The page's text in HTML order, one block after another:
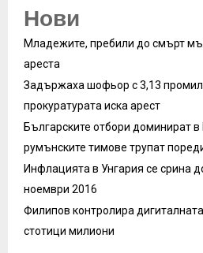
Нови
Младежите, пребили до смърт
ареста
Задържаха шофьор с 3,13
прокуратурата иска арест
Българските отбори доминират в
румънските тимове трупат
Инфлацията в Унгария се срина
ноември 2016
Филипов контролира
стотици милиони